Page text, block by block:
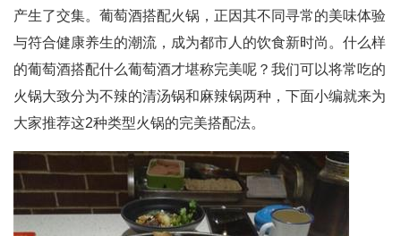
产生了交集。葡萄酒搭配火锅，正因其不同寻常的美味体验
与符合健康养生的潮流，成为都市人的饮食新时尚。什么样
的葡萄酒搭配什么葡萄酒才堪称完美呢？我们可以将常吃的
火锅大致分为不辣的清汤锅和麻辣锅两种，下面小编就来为
大家推荐这2种类型火锅的完美搭配法。